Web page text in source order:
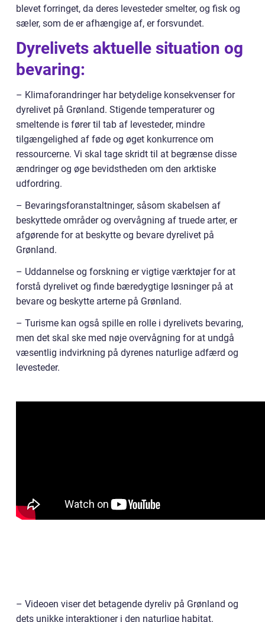
blevet forringet, da deres levesteder smelter, og fisk og
sæler, som de er afhængige af, er forsvundet.
Dyrelivets aktuelle situation og
bevaring:
– Klimaforandringer har betydelige konsekvenser for
dyrelivet på Grønland. Stigende temperaturer og
smeltende is fører til tab af levesteder, mindre
tilgængelighed af føde og øget konkurrence om
ressourcerne. Vi skal tage skridt til at begrænse disse
ændringer og øge bevidstheden om den arktiske
udfordring.
– Bevaringsforanstaltninger, såsom skabelsen af
beskyttede områder og overvågning af truede arter, er
afgørende for at beskytte og bevare dyrelivet på
Grønland.
– Uddannelse og forskning er vigtige værktøjer for at
forstå dyrelivet og finde bæredygtige løsninger på at
bevare og beskytte arterne på Grønland.
– Turisme kan også spille en rolle i dyrelivets bevaring,
men det skal ske med nøje overvågning for at undgå
væsentlig indvirkning på dyrenes naturlige adfærd og
levesteder.
– Videoen viser det betagende dyreliv på Grønland og
dets unikke interaktioner i den naturlige habitat.